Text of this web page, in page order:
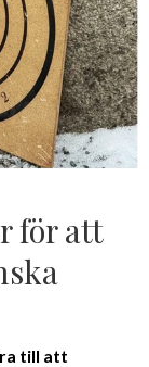
för att
till att